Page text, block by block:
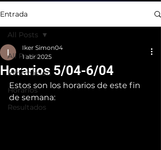
Entrada
All Posts
Informacion
Horarios
Resultados
All Posts
Horarios 5/04-6/04
Iker Simon04
1 abr 2025
Estos son los horarios de este fin
de semana: